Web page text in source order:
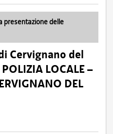
presentazione delle
Cervignano del
LOCALE –
DEL